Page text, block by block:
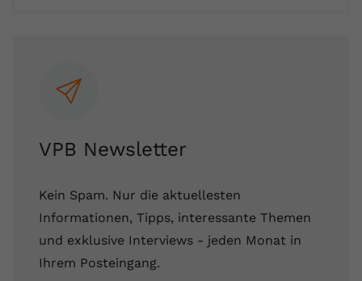
VPB Newsletter
Kein Spam. Nur die aktuellesten
Informationen, Tipps, interessante Themen
und exklusive Interviews - jeden Monat in
Ihrem Posteingang.
Anbieter Youtube.com
Zweck
YouTube setzt diesen Cookie, um die
Videopräferenzen des Nutzers zu
speichern, der eingebettete YouTube-
Videos verwendet.